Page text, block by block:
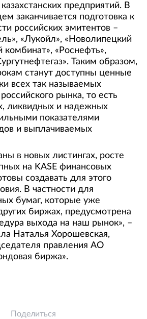
предприятий. В
заканчивается подготовка к
российских эмитентов –
«Лукойл», «Новолипецкий
комбинат», «Роснефть»,
Таким образом,
станут доступны ценные
всех так называемых
рынка, то есть
ликвидных и надежных
показателями
и выплачиваемых
в новых листингах, росте
на KASE финансовых
создавать для этого
В частности для
бумаг, которые уже
биржах, предусмотрена
выхода на наш рынок», –
Наталья Хорошевская,
правления АО
биржа».
Поделиться